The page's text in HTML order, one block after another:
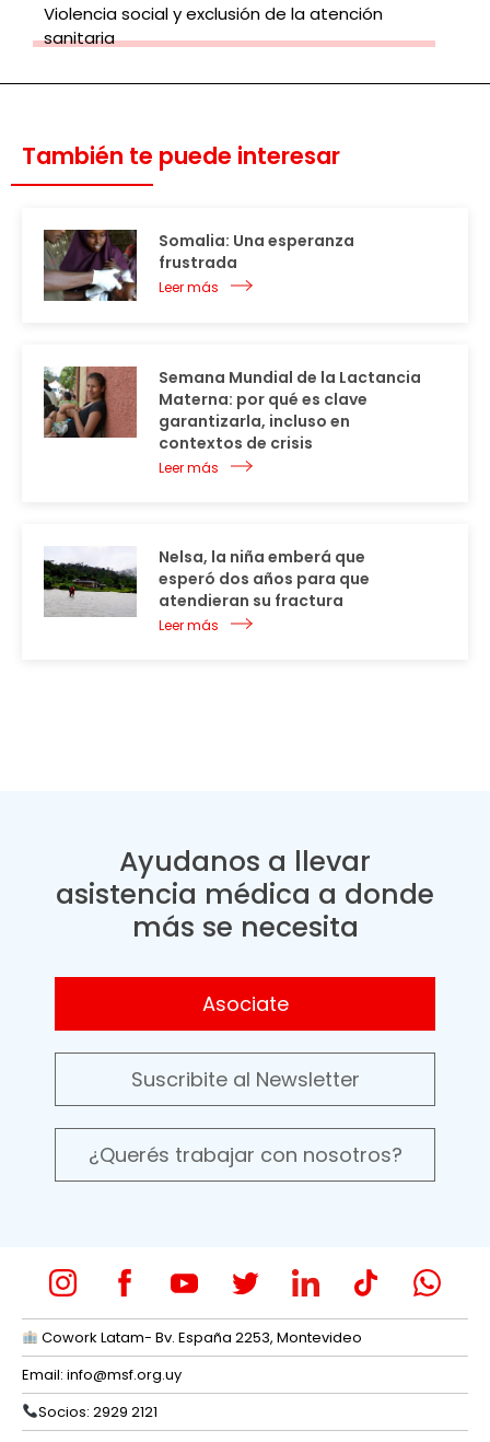
Violencia social y exclusión de la atención
sanitaria
También te puede interesar
Somalia: Una esperanza
frustrada
Leer más
Semana Mundial de la Lactancia
Materna: por qué es clave
garantizarla, incluso en
contextos de crisis
Leer más
Nelsa, la niña emberá que
esperó dos años para que
atendieran su fractura
Leer más
Ayudanos a llevar
asistencia médica a donde
más se necesita
Asociate
Suscribite al Newsletter
¿Querés trabajar con nosotros?
Cowork Latam- Bv. España 2253, Montevideo
Email: info@msf.org.uy
Socios: 2929 2121